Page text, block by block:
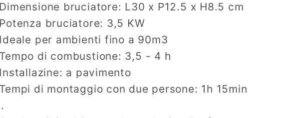
Dimensione bruciatore: L30 x P12.5 x H8.5 cm
Potenza bruciatore: 3,5 KW
Ideale per ambienti fino a 90m3
Tempo di combustione: 3,5 - 4 h
Installazine: a pavimento
Tempi di montaggio con due persone: 1h 15min